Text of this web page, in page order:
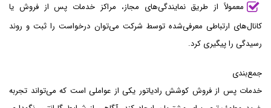
معمولاً از طریق نمایندگی‌های مجاز، مراکز خدمات پس از فروش یا
کانال‌های ارتباطی معرفی‌شده توسط شرکت می‌توان درخواست را ثبت و روند
رسیدگی را پیگیری کرد.
جمع‌بندی
خدمات پس از فروش کوشش رادیاتور یکی از عواملی است که می‌تواند تجربه